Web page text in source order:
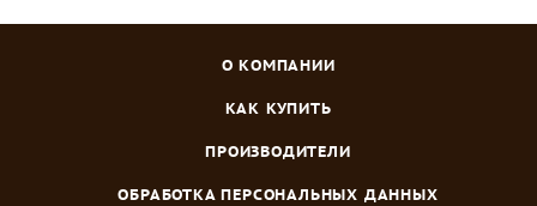
О КОМПАНИИ
КАК КУПИТЬ
ПРОИЗВОДИТЕЛИ
ОБРАБОТКА ПЕРСОНАЛЬНЫХ ДАННЫХ